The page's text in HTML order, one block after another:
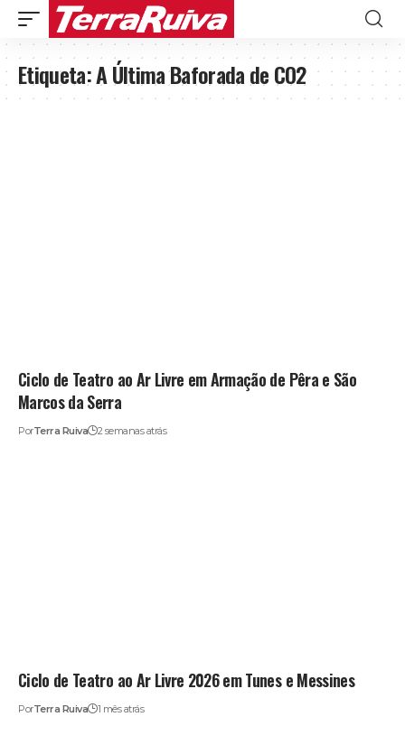
Etiqueta:A Última Baforada de CO2
Ciclo de Teatro ao Ar Livre em Armação de Pêra e São
Marcos da Serra
PorTerra Ruiva 2 semanas atrás
Ciclo de Teatro ao Ar Livre 2026 em Tunes e Messines
PorTerra Ruiva 1 mês atrás